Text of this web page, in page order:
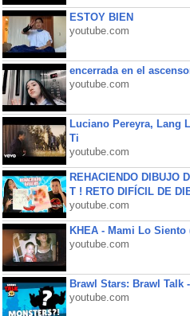
ESTOY BIEN
youtube.com
encerrada en el
youtube.com
Luciano Pereyra, Lang
Ti
youtube.com
REHACIENDO DIBUJO
T ! RETO DIFÍCIL DE
youtube.com
KHEA - Mami Lo
youtube.com
Brawl Stars: Brawl Talk
youtube.com